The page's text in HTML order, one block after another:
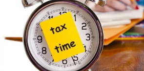
آموزش
ثبت
نام
در
آن